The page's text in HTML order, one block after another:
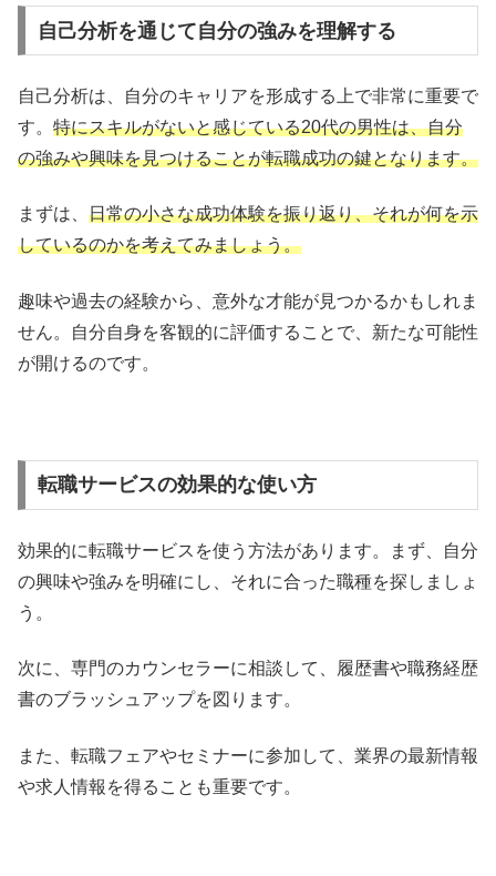
自己分析を通じて自分の強みを理解する
自己分析は、自分のキャリアを形成する上で非常に重要で
す。 特にスキルがないと感じている20代の男性は、自分
の強みや興味を見つけることが転職成功の鍵となります。
まずは、 日常の小さな成功体験を振り返り、それが何を示
しているのかを考えてみましょう。
趣味や過去の経験から、意外な才能が見つかるかもしれま
せん。自分自身を客観的に評価することで、新たな可能性
が開けるのです。
転職サービスの効果的な使い方
効果的に転職サービスを使う方法があります。まず、自分
の興味や強みを明確にし、それに合った職種を探しましょ
う。
次に、専門のカウンセラーに相談して、履歴書や職務経歴
書のブラッシュアップを図ります。
また、転職フェアやセミナーに参加して、業界の最新情報
や求人情報を得ることも重要です。